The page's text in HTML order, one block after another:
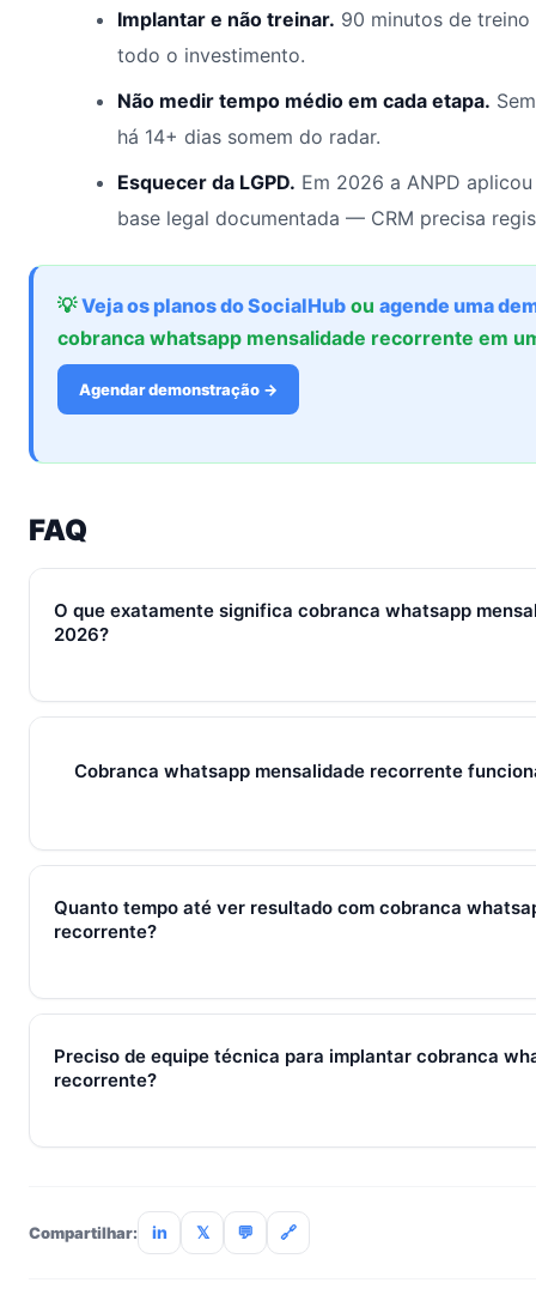
Implantar e não treinar. 90 minutos de
todo o investimento.
Não medir tempo médio em cada etapa.
há 14+ dias somem do radar.
Esquecer da LGPD. Em 2026 a ANPD
base legal documentada — CRM precisa
💡Veja os planos do SocialHub ou agende uma
cobranca whatsapp mensalidade recorrente em
Agendar demonstração →
FAQ
O que exatamente significa cobranca whatsapp
2026?
Em 2026, cobranca whatsapp mensalidade recorrente
venda em um fluxo único. Em PMEs brasileiras, gira sempre
Cobranca whatsapp mensalidade recorrente
Sim — e quanto antes melhor. Implantar cobranca whatsapp
197/mês com 7 dias grátis sem cartão.
Quanto tempo até ver resultado com cobranca
recorrente?
Métricas de processo (tempo de resposta, follow-up)
Preciso de equipe técnica para implantar cobranca
recorrente?
Compartilhar: in 𝕏 💬 🔗